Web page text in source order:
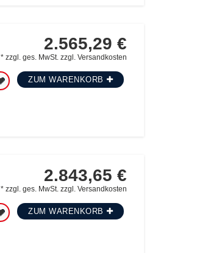
2.565,29 €
*zzgl. ges. MwSt. zzgl.Versandkosten
ZUM WARENKORB
2.843,65 €
*zzgl. ges. MwSt. zzgl.Versandkosten
ZUM WARENKORB